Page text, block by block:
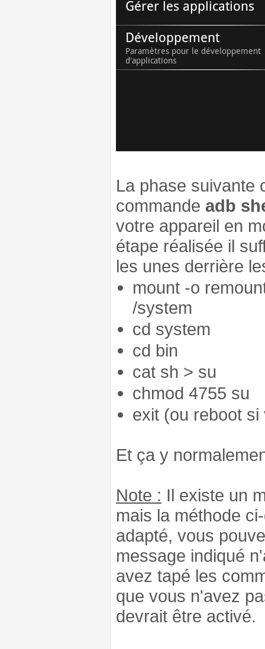
La phase suivante
commande adb
votre appareil en
étape réalisée il
les unes derrière
mount -o
/system
cd system
cd bin
cat sh > su
chmod 4755 su
exit (ou reboot
Et ça y
Note : Il existe un
mais la méthode
adapté, vous
message indiqué
avez tapé les
que vous n'avez
devrait être activé.